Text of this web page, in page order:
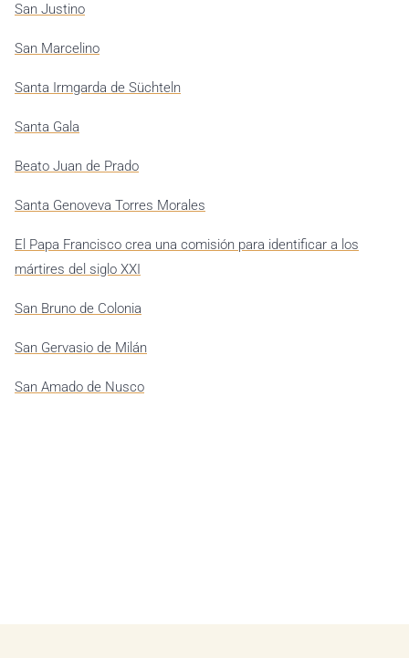
San Justino
San Marcelino
Santa Irmgarda de Süchteln
Santa Gala
Beato Juan de Prado
Santa Genoveva Torres Morales
El Papa Francisco crea una comisión para identificar a los
mártires del siglo XXI
San Bruno de Colonia
San Gervasio de Milán
San Amado de Nusco